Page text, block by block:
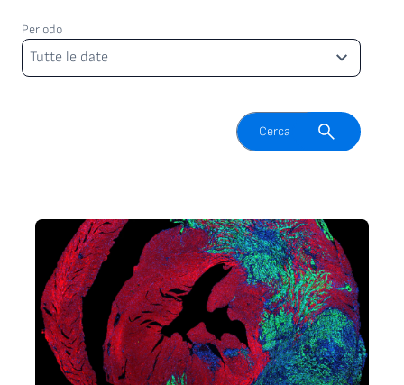
Periodo
Periodo
Tutte le date
Attiva il campo di ricerca